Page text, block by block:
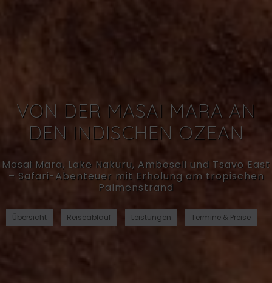
VON DER MASAI MARA AN
DEN INDISCHEN OZEAN
Masai Mara, Lake Nakuru, Amboseli und Tsavo East
– Safari-Abenteuer mit Erholung am tropischen
Palmenstrand
Übersicht Reiseablauf Leistungen Termine & Preise